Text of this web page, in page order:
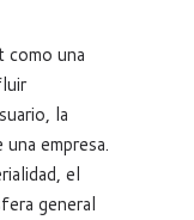
como una
la
empresa.
el
general